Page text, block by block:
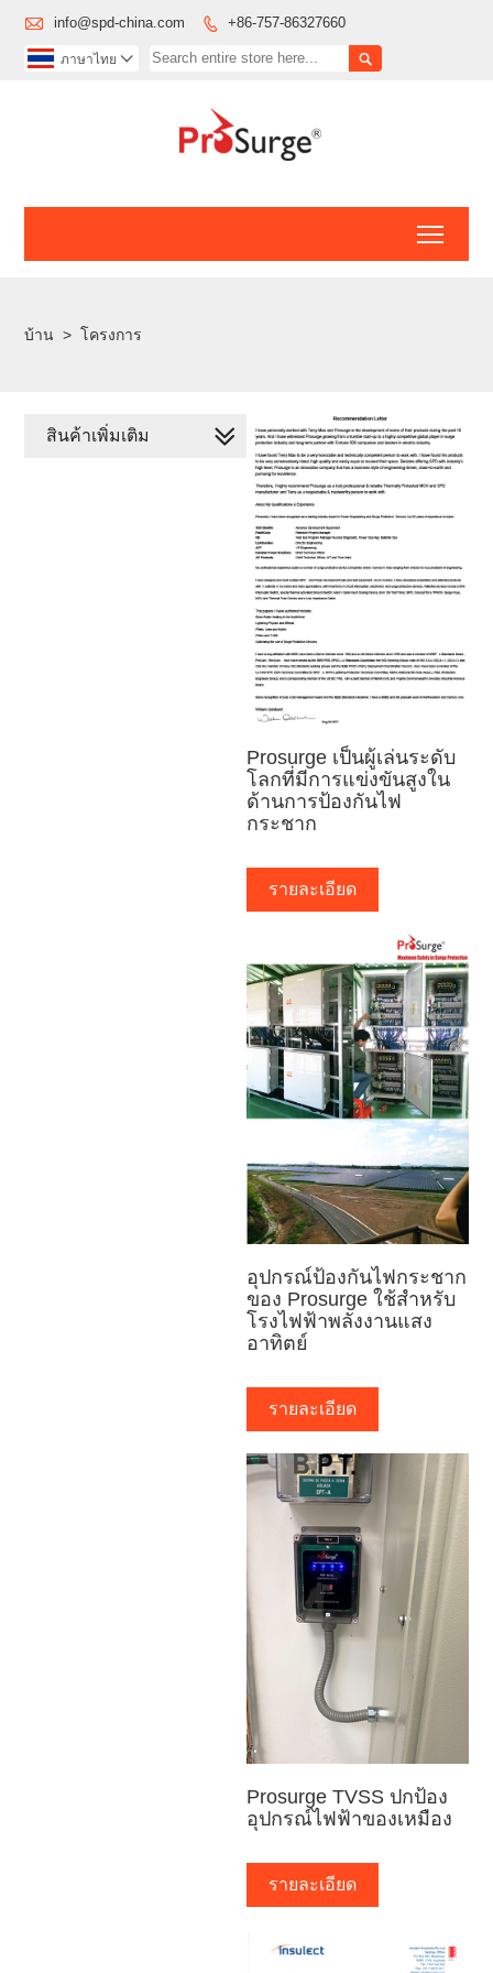
 info@spd-china.com  +86-757-86327660

ภาษาไทย 
บ้าน > โครงการ
Prosurge เป็นผู้เล่นระดับ
โลกที่มีการแข่งขันสูงใน
ด้านการป้องกันไฟ
กระชาก
รายละเอียด
อุปกรณ์ป้องกันไฟกระชาก
ของ Prosurge ใช้สำหรับ
โรงไฟฟ้าพลังงานแสง
อาทิตย์
รายละเอียด
Prosurge TVSS ปกป้อง
อุปกรณ์ไฟฟ้าของเหมือง
รายละเอียด
สินค้าเพิ่มเติม